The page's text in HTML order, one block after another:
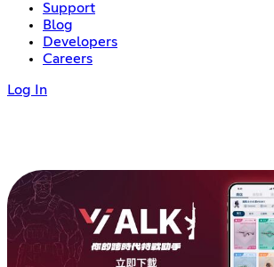
Support
Blog
Developers
Careers
Log In